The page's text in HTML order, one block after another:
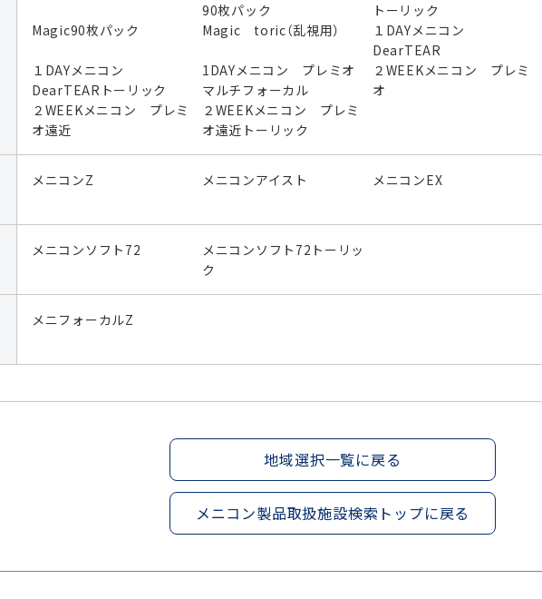
90枚パック
トーリック
Magic90枚パック Magic toric（乱視用）
１DAYメニコン
DearTEAR
１DAYメニコン
DearTEARトーリック
1DAYメニコン プレミオ
マルチフォーカル
２WEEKメニコン プレミ
オ
２WEEKメニコン プレミ
オ遠近
２WEEKメニコン プレミ
オ遠近トーリック
メニコンZ メニコンアイスト メニコンEX
メニコンソフト72
メニコンソフト72トーリッ
ク
メニフォーカルZ
地域選択一覧に戻る
メニコン製品取扱施設検索トップに戻る